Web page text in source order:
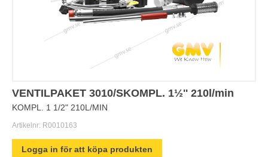
VENTILPAKET 3010/SKOMPL. 1½'' 210l/min
KOMPL. 1 1/2" 210L/MIN
Artikelnr: R0010163
Logga in för att köpa produkten